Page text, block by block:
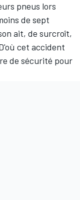
pneus lors
de sept
ait, de surcroît,
cet accident
de sécurité pour